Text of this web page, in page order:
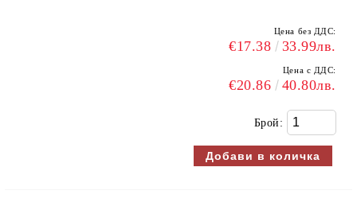
Цена без ДДС:
€17.38 33.99лв.
Цена с ДДС:
€20.86 40.80лв.
Брой: